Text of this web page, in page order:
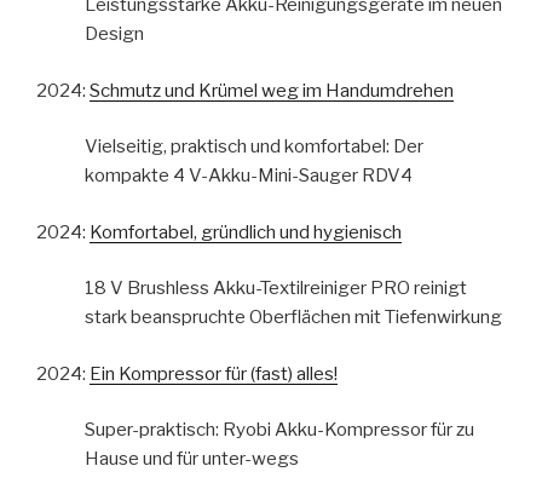
Leistungsstarke Akku-Reinigungsgeräte im neuen
Design
2024: Schmutz und Krümel weg im Handumdrehen
Vielseitig, praktisch und komfortabel: Der
kompakte 4 V-Akku-Mini-Sauger RDV4
2024: Komfortabel, gründlich und hygienisch
18 V Brushless Akku-Textilreiniger PRO reinigt
stark beanspruchte Oberflächen mit Tiefenwirkung
2024: Ein Kompressor für (fast) alles!
Super-praktisch: Ryobi Akku-Kompressor für zu
Hause und für unter-wegs